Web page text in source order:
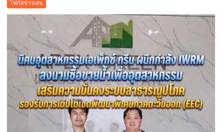
ว่า
รัก
พา
แม่
เที่ยว
คูคต
เดิน
แก้
ปัญหา
ผู้
เร่ร่อน
สร้าง
ความ
โฟกัสข่าวเด่น